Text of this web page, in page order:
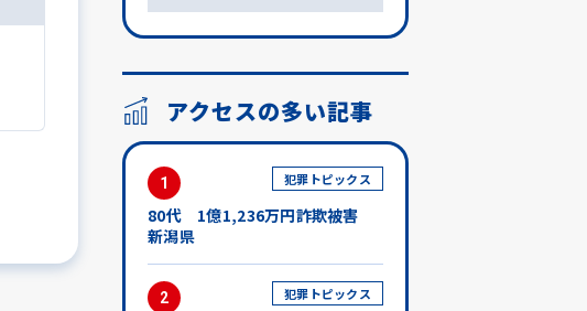
アクセスの多い記事
1 犯罪トピックス
80代 1億1,236万円詐欺被害
新潟県
2 犯罪トピックス